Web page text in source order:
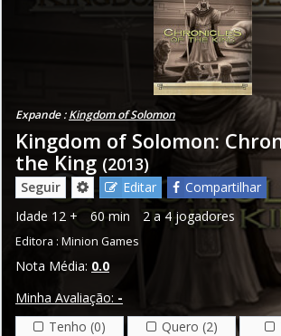
Expande :Kingdom of Solomon
Kingdom of Solomon:
the King (2013)
Seguir Editar
Compartilhar
Idade 12 + 60 min 2 a 4 jogadores
Editora : Minion Games
Nota Média: 0.0
Minha Avaliação: -
Tenho (0)
Quero (2)